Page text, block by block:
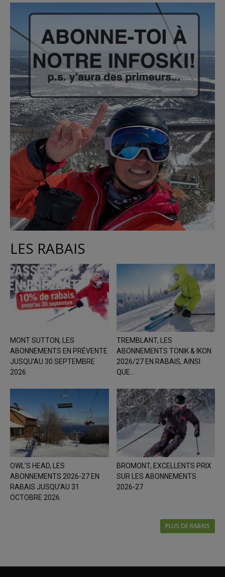
LES RABAIS
MONT SUTTON, LES
ABONNEMENTS EN PRÉVENTE
JUSQU’AU 30 SEPTEMBRE
2026
TREMBLANT, LES
ABONNEMENTS TONIK & IKON
2026/27 EN RABAIS, AINSI
QUE...
OWL’S HEAD, LES
ABONNEMENTS 2026-27 EN
RABAIS JUSQU’AU 31
OCTOBRE 2026.
BROMONT, EXCELLENTS PRIX
SUR LES ABONNEMENTS
2026-27
PLUS DE RABAIS